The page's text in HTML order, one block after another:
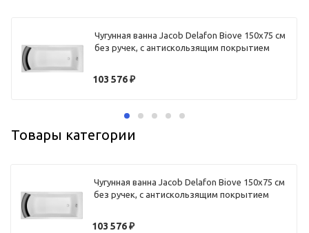
Чугунная ванна Jacob Delafon Biove 150x75 см
без ручек, с антискользящим покрытием
103 576₽
Товары категории
Чугунная ванна Jacob Delafon Biove 150x75 см
без ручек, с антискользящим покрытием
103 576₽